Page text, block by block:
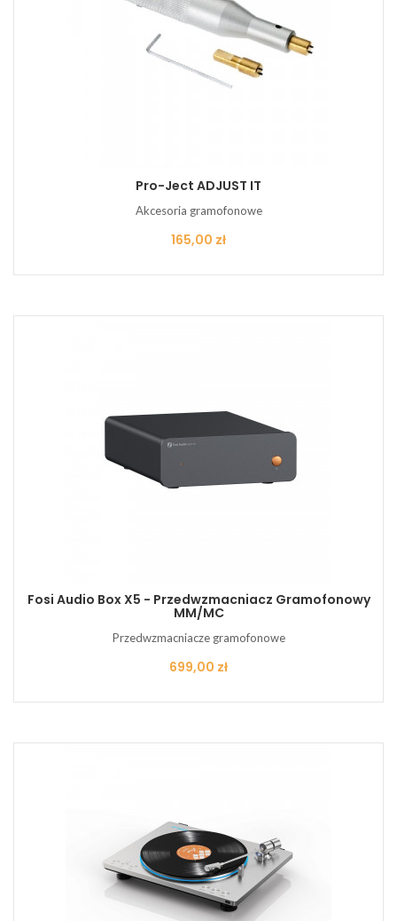
Pro-Ject ADJUST IT
Akcesoria gramofonowe
Cena
165,00 zł
Fosi Audio Box X5 - Przedwzmacniacz Gramofonowy
MM/MC
Przedwzmacniacze gramofonowe
Cena
699,00 zł